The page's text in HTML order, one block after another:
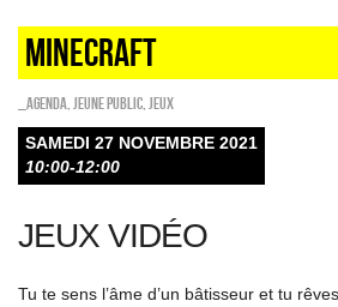
Minecraft
_Agenda Jeune public Jeux
SAMEDI 27 NOVEMBRE 2021
10:00-12:00
JEUX VIDÉO
Tu te sens l’âme d’un bâtisseur et tu